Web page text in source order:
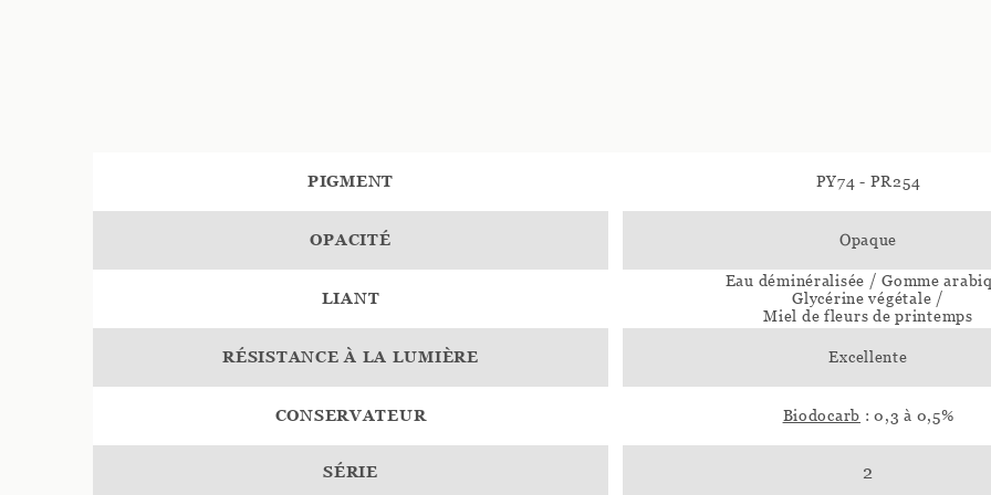
PIGMENT PY74 - PR254
OPACITÉ Opaque
LIANT
Eau déminéralisée / Gomme
Glycérine végétale /
Miel de fleurs de printemps
RÉSISTANCE À LA LUMIÈRE Excellente
CONSERVATEUR Biodocarb : 0,3 à 0,5%
SÉRIE 2